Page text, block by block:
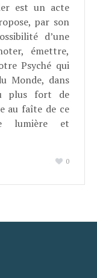
est un acte
par son
d’une
émettre,
Psyché qui
Monde, dans
plus fort de
au faîte de ce
lumière et
0